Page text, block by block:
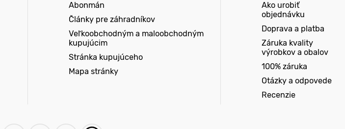
Abonmán
Články pre záhradníkov
Veľkoobchodným a maloobchodným
kupujúcim
Stránka kupujúceho
Mapa stránky
Ako urobiť
objednávku
Doprava a platba
Záruka kvality
výrobkov a obalov
100% záruka
Otázky a odpovede
Recenzie